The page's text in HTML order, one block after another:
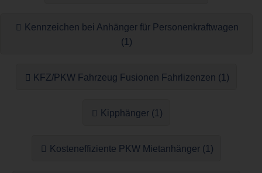
Kennzeichen bei Anhänger für Personenkraftwagen
(1)
KFZ/PKW Fahrzeug Fusionen Fahrlizenzen (1)
Kipphänger (1)
Kosteneffiziente PKW Mietanhänger (1)